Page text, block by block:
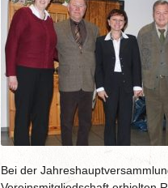
Bei der